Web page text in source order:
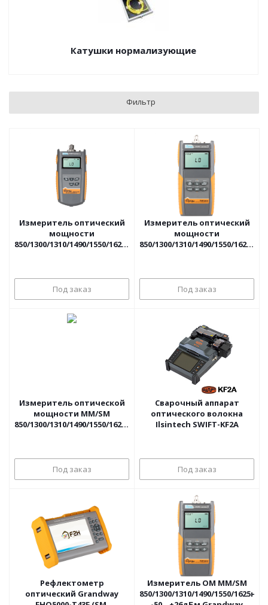
Катушки нормализующие
Фильтр
Измеритель оптический
мощности
850/1300/1310/1490/1550/1625нм,
Под заказ
Измеритель оптический
мощности
850/1300/1310/1490/1550/1625нм,
Под заказ
Измеритель оптической
мощности MM/SM
850/1300/1310/1490/1550/1625нм,
Под заказ
Сварочный аппарат
оптического волокна
Ilsintech SWIFT-KF2A
Под заказ
Рефлектометр
оптический Grandway
Измеритель ОМ MM/SM
850/1300/1310/1490/1550/1625нм